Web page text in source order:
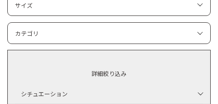
サイズ
カテゴリ
詳細絞り込み
シチュエーション